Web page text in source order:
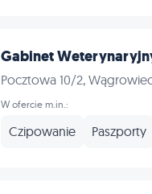
Gabinet
Pocztowa 10/2,
W ofercie m.in.:
Czipowanie Paszporty